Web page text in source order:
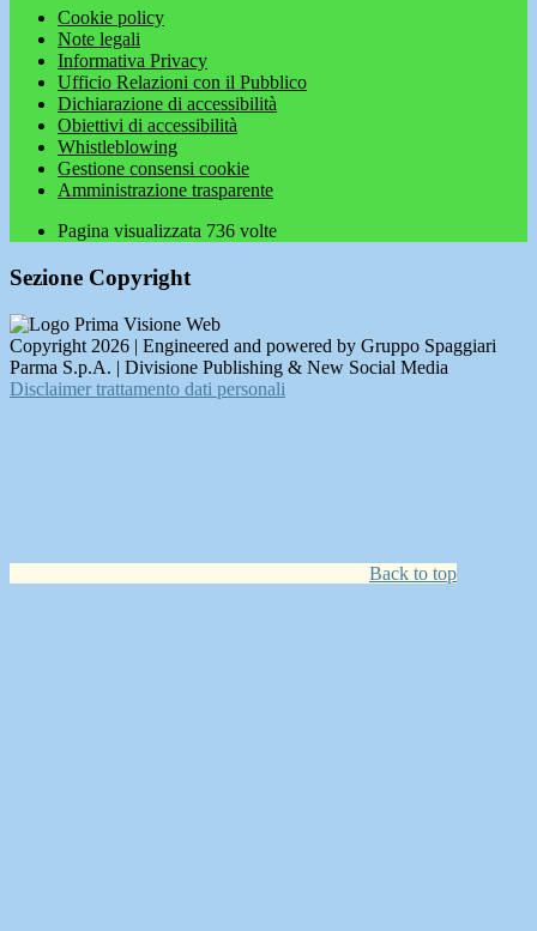
Cookie policy
Note legali
Informativa Privacy
Ufficio Relazioni con il Pubblico
Dichiarazione di accessibilità
Obiettivi di accessibilità
Whistleblowing
Gestione consensi cookie
Amministrazione trasparente
Pagina visualizzata 736 volte
Sezione Copyright
Copyright 2026 | Engineered and powered by Gruppo Spaggiari
Parma S.p.A. | Divisione Publishing & New Social Media
Disclaimer trattamento dati personali
Back to top